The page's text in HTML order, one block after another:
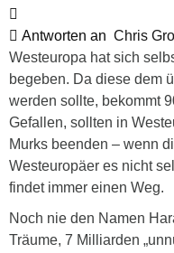
Antworten an Chris Groll
Westeuropa hat sich
begeben. Da diese dem
werden sollte, bekommt
Gefallen, sollten in
Murks beenden – wenn
Westeuropäer es nicht
findet immer einen Weg.
Noch nie den Namen
Träume, 7 Milliarden